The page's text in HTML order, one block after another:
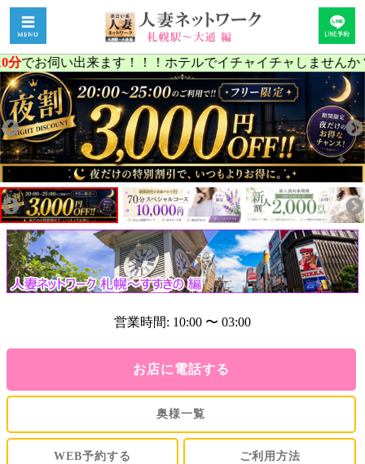
い出来ます！！！ホテルでイチャイチャしませんか？お電
営業時間: 10:00 〜 03:00
お店に電話する
奥様一覧
WEB予約する ご利用方法